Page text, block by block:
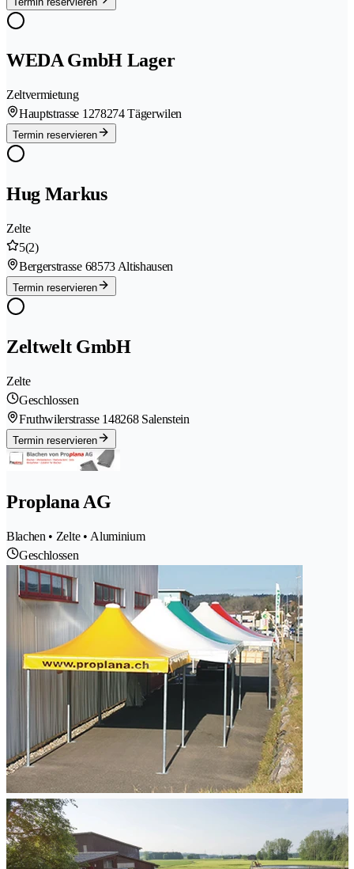
WEDA GmbH Lager
Zeltvermietung
Hauptstrasse 1278274 Tägerwilen
Termin reservieren
Hug Markus
Zelte
5(2)
Bergerstrasse 68573 Altishausen
Termin reservieren
Zeltwelt GmbH
Zelte
Geschlossen
Fruthwilerstrasse 148268 Salenstein
Termin reservieren
Proplana AG
Blachen • Zelte • Aluminium
Geschlossen